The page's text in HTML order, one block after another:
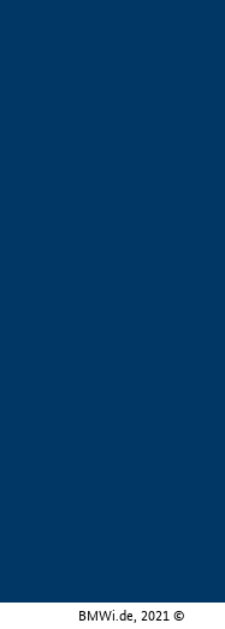
BMWi.de, 2021 ©